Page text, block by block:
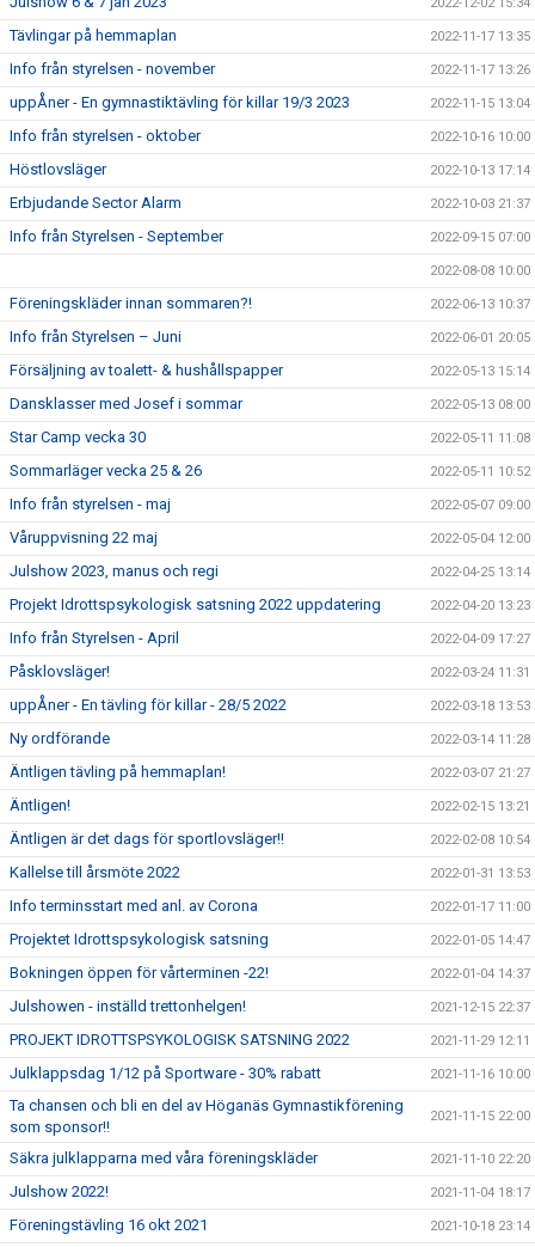
Tävlingar på hemmaplan 2022-11-17 13:35
Info från styrelsen - november 2022-11-17 13:26
uppÅner - En gymnastiktävling för killar 19/3 2023 2022-11-15 13:04
Info från styrelsen - oktober 2022-10-16 10:00
Höstlovsläger 2022-10-13 17:14
Erbjudande Sector Alarm 2022-10-03 21:37
Info från Styrelsen - September 2022-09-15 07:00
2022-08-08 10:00
Föreningskläder innan sommaren?! 2022-06-13 10:37
Info från Styrelsen – Juni 2022-06-01 20:05
Försäljning av toalett- & hushållspapper 2022-05-13 15:14
Dansklasser med Josef i sommar 2022-05-13 08:00
Star Camp vecka 30 2022-05-11 11:08
Sommarläger vecka 25 & 26 2022-05-11 10:52
Info från styrelsen - maj 2022-05-07 09:00
Våruppvisning 22 maj 2022-05-04 12:00
Julshow 2023, manus och regi 2022-04-25 13:14
Projekt Idrottspsykologisk satsning 2022 uppdatering 2022-04-20 13:23
Info från Styrelsen - April 2022-04-09 17:27
Påsklovsläger! 2022-03-24 11:31
uppÅner - En tävling för killar - 28/5 2022 2022-03-18 13:53
Ny ordförande 2022-03-14 11:28
Äntligen tävling på hemmaplan! 2022-03-07 21:27
Äntligen! 2022-02-15 13:21
Äntligen är det dags för sportlovsläger!! 2022-02-08 10:54
Kallelse till årsmöte 2022 2022-01-31 13:53
Info terminsstart med anl. av Corona 2022-01-17 11:00
Projektet Idrottspsykologisk satsning 2022-01-05 14:47
Bokningen öppen för vårterminen -22! 2022-01-04 14:37
Julshowen - inställd trettonhelgen! 2021-12-15 22:37
PROJEKT IDROTTSPSYKOLOGISK SATSNING 2022 2021-11-29 12:11
Julklappsdag 1/12 på Sportware - 30% rabatt 2021-11-16 10:00
Ta chansen och bli en del av Höganäs Gymnastikförening
som sponsor!!
2021-11-15 22:00
Säkra julklapparna med våra föreningskläder 2021-11-10 22:20
Julshow 2022! 2021-11-04 18:17
Föreningstävling 16 okt 2021 2021-10-18 23:14